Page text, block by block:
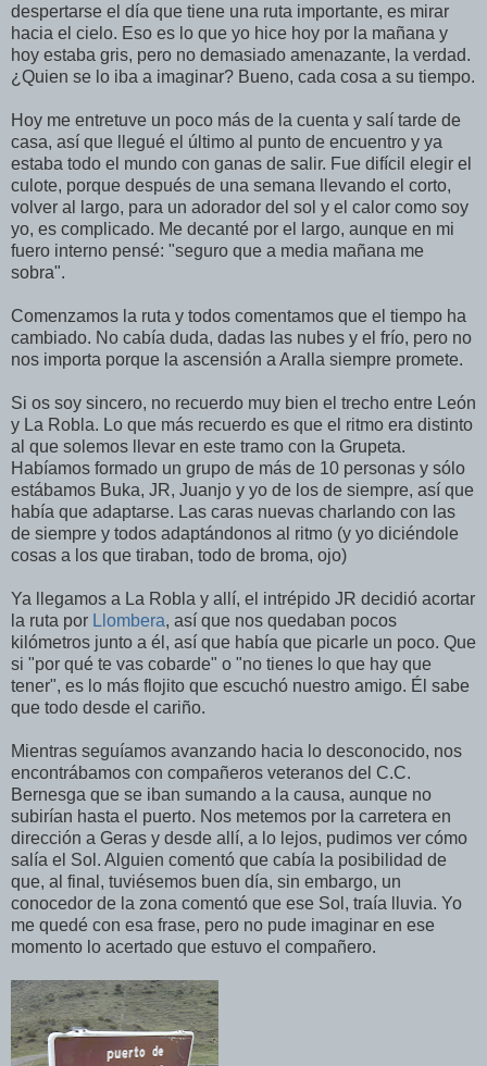
despertarse el día que tiene una ruta importante, es mirar
hacia el cielo. Eso es lo que yo hice hoy por la mañana y
hoy estaba gris, pero no demasiado amenazante, la verdad.
¿Quien se lo iba a imaginar? Bueno, cada cosa a su tiempo.
Hoy me entretuve un poco más de la cuenta y salí tarde de
casa, así que llegué el último al punto de encuentro y ya
estaba todo el mundo con ganas de salir. Fue difícil elegir el
culote, porque después de una semana llevando el corto,
volver al largo, para un adorador del sol y el calor como soy
yo, es complicado. Me decanté por el largo, aunque en mi
fuero interno pensé: "seguro que a media mañana me
sobra".
Comenzamos la ruta y todos comentamos que el tiempo ha
cambiado. No cabía duda, dadas las nubes y el frío, pero no
nos importa porque la ascensión a Aralla siempre promete.
Si os soy sincero, no recuerdo muy bien el trecho entre León
y La Robla. Lo que más recuerdo es que el ritmo era distinto
al que solemos llevar en este tramo con la Grupeta.
Habíamos formado un grupo de más de 10 personas y sólo
estábamos Buka, JR, Juanjo y yo de los de siempre, así que
había que adaptarse. Las caras nuevas charlando con las
de siempre y todos adaptándonos al ritmo (y yo diciéndole
cosas a los que tiraban, todo de broma, ojo)
Ya llegamos a La Robla y allí, el intrépido JR decidió acortar
la ruta por Llombera, así que nos quedaban pocos
kilómetros junto a él, así que había que picarle un poco. Que
si "por qué te vas cobarde" o "no tienes lo que hay que
tener", es lo más flojito que escuchó nuestro amigo. Él sabe
que todo desde el cariño.
Mientras seguíamos avanzando hacia lo desconocido, nos
encontrábamos con compañeros veteranos del C.C.
Bernesga que se iban sumando a la causa, aunque no
subirían hasta el puerto. Nos metemos por la carretera en
dirección a Geras y desde allí, a lo lejos, pudimos ver cómo
salía el Sol. Alguien comentó que cabía la posibilidad de
que, al final, tuviésemos buen día, sin embargo, un
conocedor de la zona comentó que ese Sol, traía lluvia. Yo
me quedé con esa frase, pero no pude imaginar en ese
momento lo acertado que estuvo el compañero.